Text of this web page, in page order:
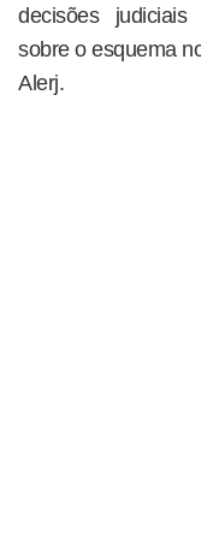
decisões
sobre o esquema
Alerj.